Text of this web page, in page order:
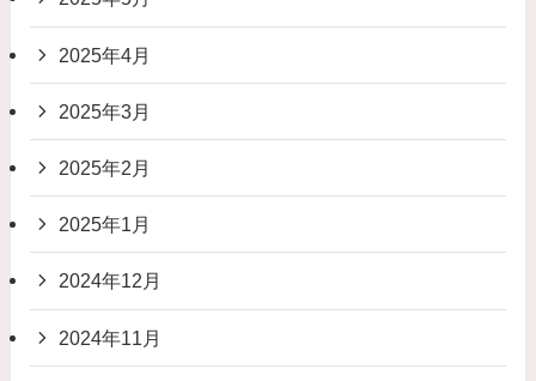
2025年4月
2025年3月
2025年2月
2025年1月
2024年12月
2024年11月